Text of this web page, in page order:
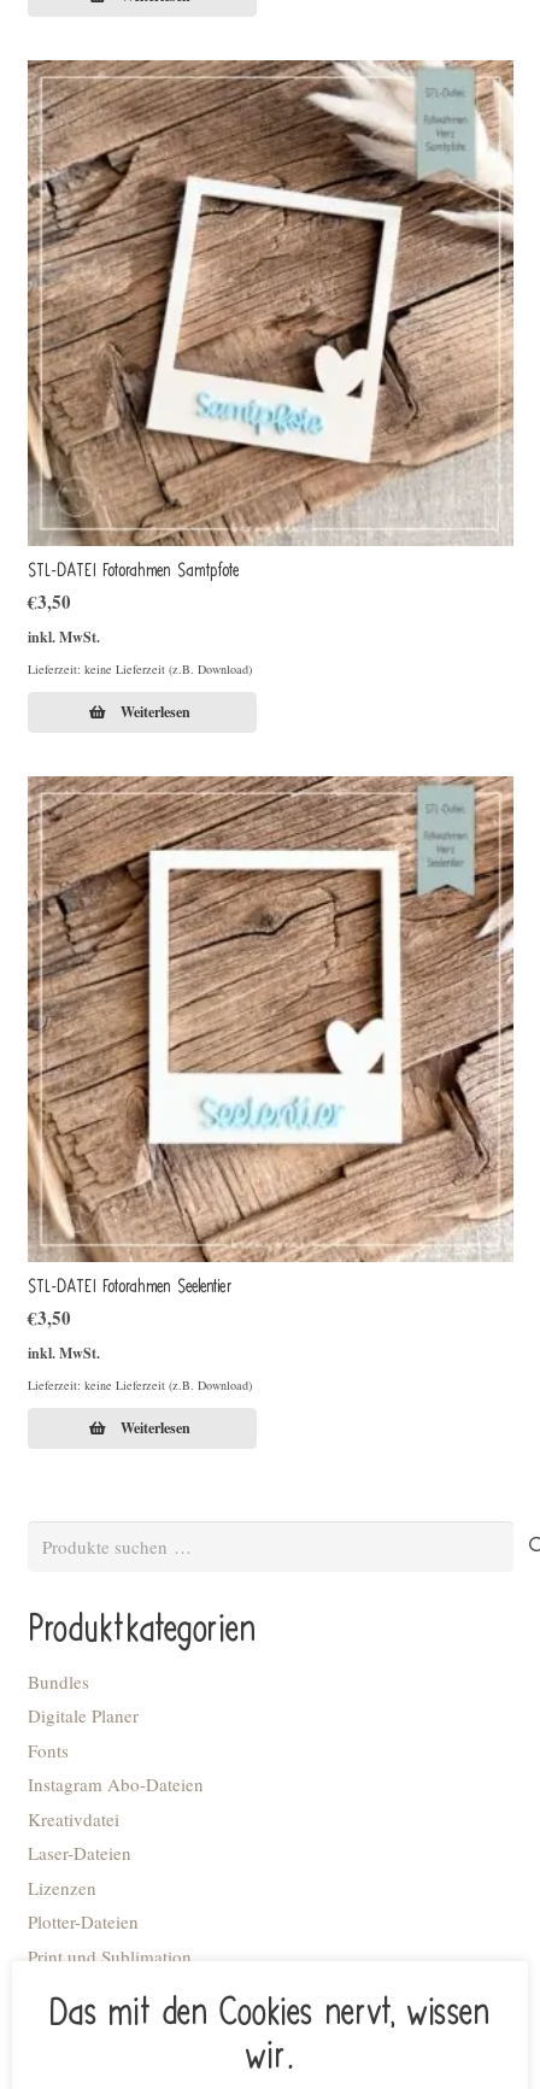
STL-DATEI Fotorahmen Samtpfote
€3,50
inkl. MwSt.
Lieferzeit: keine Lieferzeit (z.B. Download)
Weiterlesen
STL-DATEI Fotorahmen Seelentier
€3,50
inkl. MwSt.
Lieferzeit: keine Lieferzeit (z.B. Download)
Weiterlesen
Produktkategorien
Bundles
Digitale Planer
Fonts
Instagram Abo-Dateien
Kreativdatei
Laser-Dateien
Lizenzen
Plotter-Dateien
Print und Sublimation
Schneidedateien
Stick-Dateien
Das mit den Cookies nervt, wissen
wir.